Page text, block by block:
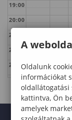
19:00
20:00
21:00
22:00
23:00
A
Oldalunk
információkat
oldallátogatási
kattintva, Ön
amelyek